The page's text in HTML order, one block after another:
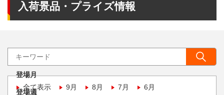
入荷景品・プライズ情報
登場月
全て表示
9月 8月 7月 6月
登場週